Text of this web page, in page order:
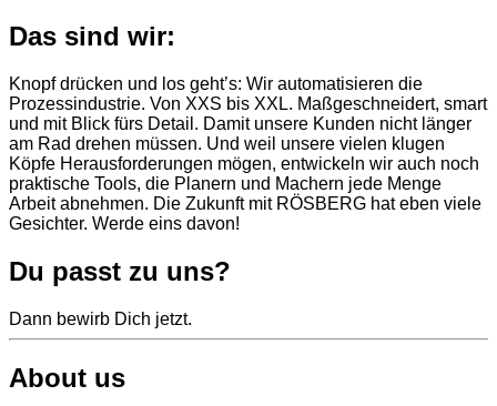
Das sind wir:
Knopf drücken und los geht’s: Wir automatisieren die
Prozessindustrie. Von XXS bis XXL. Maßgeschneidert, smart
und mit Blick fürs Detail. Damit unsere Kunden nicht länger
am Rad drehen müssen. Und weil unsere vielen klugen
Köpfe Herausforderungen mögen, entwickeln wir auch noch
praktische Tools, die Planern und Machern jede Menge
Arbeit abnehmen. Die Zukunft mit RÖSBERG hat eben viele
Gesichter. Werde eins davon!
Du passt zu uns?
Dann bewirb Dich jetzt.
About us